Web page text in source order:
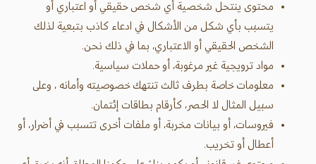
محتوى ينتحل شخصية أي شخص حقيقي أو اعتباري أو
يتسبب بأي شكل من الأشكال في ادعاء كاذب بتبعية لذلك
الشخص الحقيقي أو الاعتباري، بما في ذلك نحن.
مواد ترويجية غير مرغوبة، أو حملات سياسية.
معلومات خاصة بطرف ثالث تنتهك خصوصيته وأمانه ، وعلى
سبيل المثال لا الحصر، كأرقام بطاقات إئتمان.
فيروسات، أو بيانات مخربة، أو ملفات أخرى تتسبب في أضرار، أو
أعطال أو تخريب.